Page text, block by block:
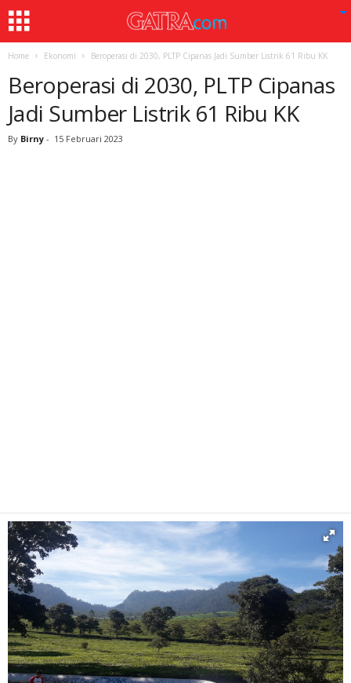
Home Ekonomi Beroperasi di 2030, PLTP Cipanas Jadi Sumber Listrik 61 Ribu KK
Beroperasi di 2030, PLTP Cipanas
Jadi Sumber Listrik 61 Ribu KK
By Birny - 15 Februari 2023